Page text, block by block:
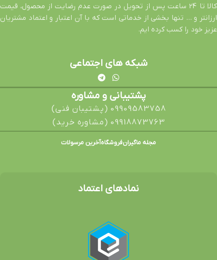
کالا تا 24 ساعت پس از تحویل در صورت عدم رضایت از محصول، قیمت
ارزانتر و … تنها بخشی از خدماتی است که با آن اعتبار و اعتماد مشتریان
عزیز خود را کسب کرده ایم.
شبکه های اجتماعی
پشتیبانی و مشاوره
09909583758 (پشتیبان فنی)
09918873763 (مشاوره خرید)
مجله ماگیرانفروشگاهآخرین مرسولات
نمادهای اعتماد